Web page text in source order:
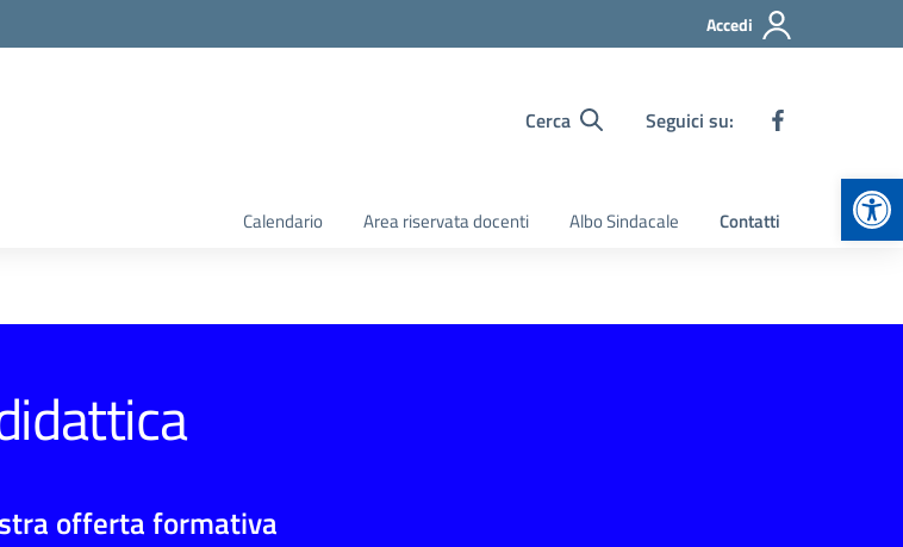
Accedi
Cerca Seguici su:
Calendario Area riservata docenti Albo Sindacale Contatti
offerta formativa